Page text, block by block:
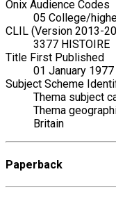
Onix Audience Codes
05 College/
CLIL (Version 2013-
3377 HISTOIRE
Title First Published
01 January 1977
Subject Scheme
Thema subject
Thema
Britain
Paperback